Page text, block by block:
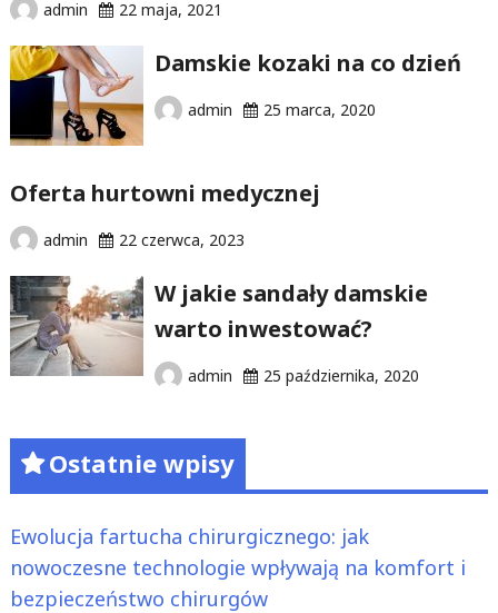
admin 22 maja, 2021
Damskie kozaki na co dzień
admin 25 marca, 2020
Oferta hurtowni medycznej
admin 22 czerwca, 2023
W jakie sandały damskie
warto inwestować?
admin 25 października, 2020
Ostatnie wpisy
Ewolucja fartucha chirurgicznego: jak
nowoczesne technologie wpływają na komfort i
bezpieczeństwo chirurgów